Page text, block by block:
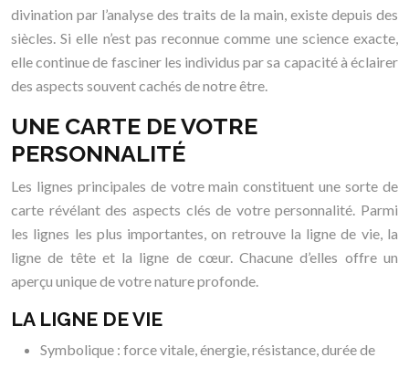
divination par l’analyse des traits de la main, existe depuis des
siècles. Si elle n’est pas reconnue comme une science exacte,
elle continue de fasciner les individus par sa capacité à éclairer
des aspects souvent cachés de notre être.
UNE CARTE DE VOTRE
PERSONNALITÉ
Les lignes principales de votre main constituent une sorte de
carte révélant des aspects clés de votre personnalité. Parmi
les lignes les plus importantes, on retrouve la ligne de vie, la
ligne de tête et la ligne de cœur. Chacune d’elles offre un
aperçu unique de votre nature profonde.
LA LIGNE DE VIE
Symbolique : force vitale, énergie, résistance, durée de